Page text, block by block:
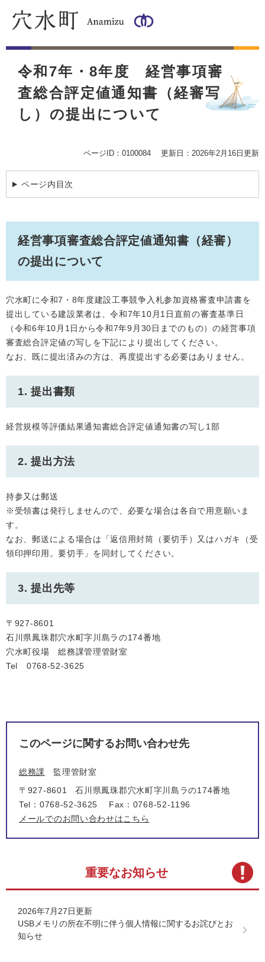
本
令和7年・8年度 経営事項審
査総合評定値通知書（経審写
し）の提出について
ページID：0100084 更新日：2026年2月16日更新
ページ内目次
経営事項審査総合評定値通知書（経審）
の提出について
穴水町に令和7・8年度建設工事競争入札参加資格審査申請書を
提出している建設業者は、令和7年10月1日直前の審査基準日
（令和6年10月1日から令和7年9月30日までのもの）の経営事項
審査総合評定値の写しを下記により提出してください。
なお、既に提出済みの方は、再度提出する必要はありません。
1. 提出書類
経営規模等評価結果通知書総合評定値通知書の写し1部
2. 提出方法
持参又は郵送
※受領書は発行しませんので、必要な場合は各自で用意願いま
す。
なお、郵送による場合は「返信用封筒（要切手）又はハガキ（受
領印押印用。要切手」を同封してください。
3. 提出先等
〒927-8601
石川県鳳珠郡穴水町字川島ラの174番地
穴水町役場 総務課管理管財室
Tel 0768-52-3625
このページに関するお問い合わせ先
総務課
監理管財室
〒927-8601
石川県鳳珠郡穴水町字川島ラの174番地
Tel：0768-52-3625
Fax：0768-52-1196
メールでのお問い合わせはこちら
重要なお知らせ
2026年7月27日更新
USBメモリの所在不明に伴う個人情報に関するお詫びとお
知らせ